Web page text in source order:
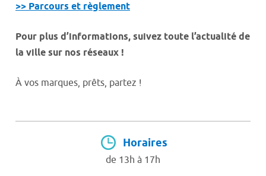
>> Parcours et règlement
Pour plus d’informations, suivez toute l’actualité de
la ville sur nos réseaux !
À vos marques, prêts, partez !
Horaires
de 13h à 17h